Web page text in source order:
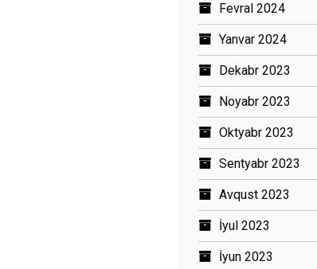
Fevral 2024
Yanvar 2024
Dekabr 2023
Noyabr 2023
Oktyabr 2023
Sentyabr 2023
Avqust 2023
İyul 2023
İyun 2023